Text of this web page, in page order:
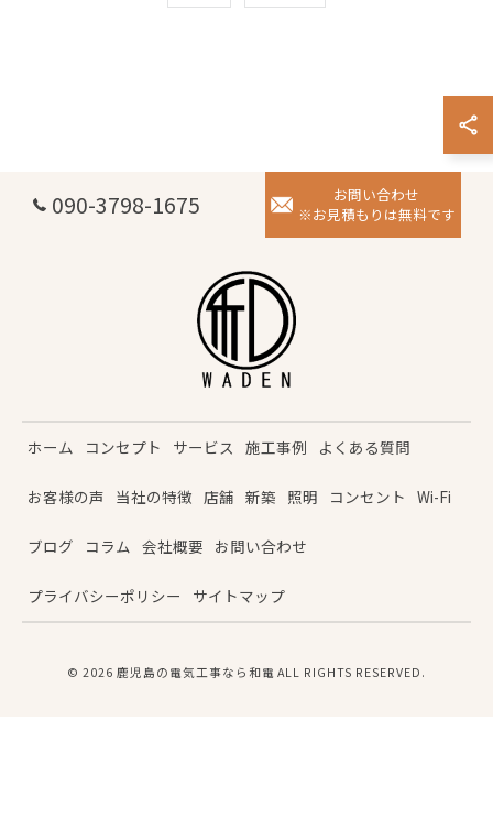
090-3798-1675
お問い合わせ
※お見積もりは無料です
ホーム コンセプト サービス 施工事例 よくある質問
お客様の声 当社の特徴 店舗 新築 照明 コンセント Wi-Fi
ブログ コラム 会社概要 お問い合わせ
プライバシーポリシー サイトマップ
© 2026 鹿児島の電気工事なら和電 ALL RIGHTS RESERVED.